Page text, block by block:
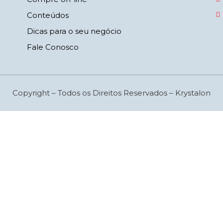
Conteúdos
Dicas para o seu negócio
Fale Conosco
Copyright – Todos os Direitos Reservados – Krystalon